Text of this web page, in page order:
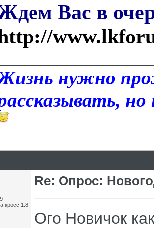
Вас в
нужно
кросс 1.8
Re: Опрос:
Ого Новичок